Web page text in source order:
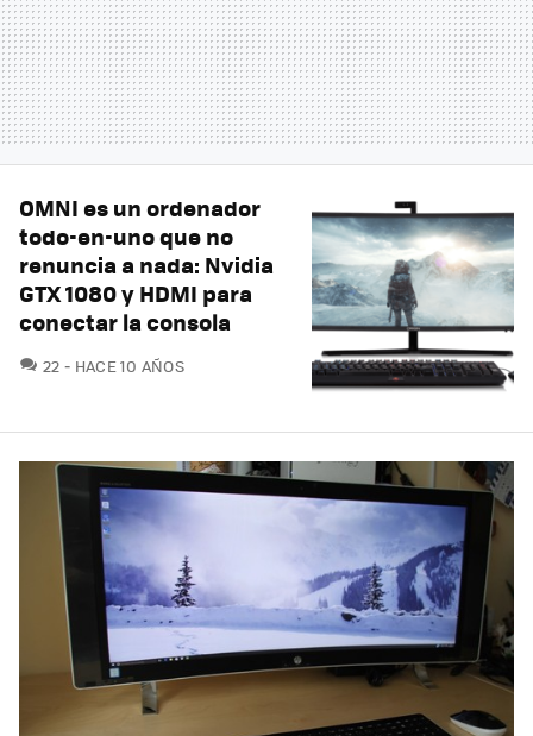
OMNI es un ordenador
todo-en-uno que no
renuncia a nada: Nvidia
GTX 1080 y HDMI para
conectar la consola
22 COMENTARIOS
HACE 10 AÑOS